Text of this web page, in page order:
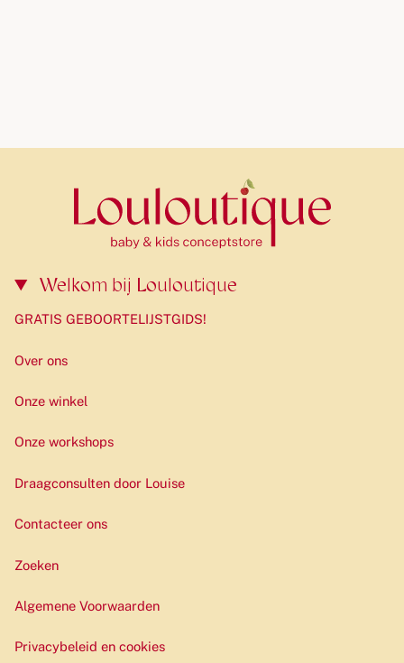
Welkom bij Louloutique
GRATIS GEBOORTELIJSTGIDS!
Over ons
Onze winkel
Onze workshops
Draagconsulten door Louise
Contacteer ons
Zoeken
Algemene Voorwaarden
Privacybeleid en cookies